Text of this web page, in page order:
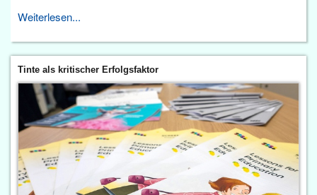
Weiterlesen...
Tinte als kritischer Erfolgsfaktor